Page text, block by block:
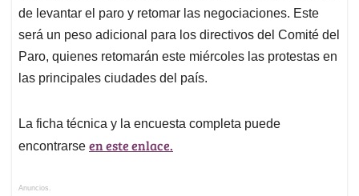
de levantar el paro y retomar las negociaciones. Este
será un peso adicional para los directivos del Comité del
Paro, quienes retomarán este miércoles las protestas en
las principales ciudades del país.
La ficha técnica y la encuesta completa puede
encontrarse en este enlace.
Anuncios.